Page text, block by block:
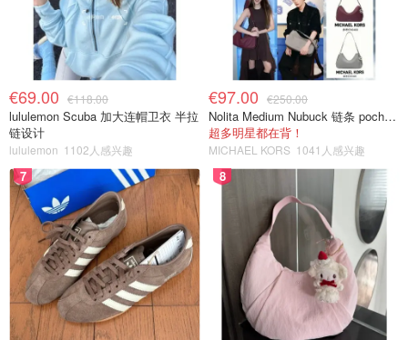
€69.00 €118.00
lululemon Scuba 加大连帽卫衣 半拉
链设计
lululemon 1102人感兴趣
€97.00 €250.00
Nolita Medium Nubuck 链条 pochette
超多明星都在背！
MICHAEL KORS 1041人感兴趣
7 8